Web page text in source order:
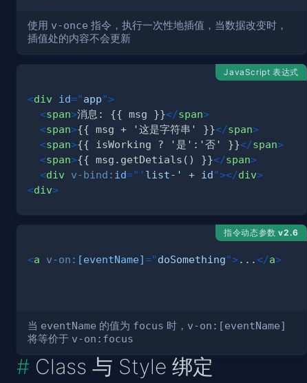
使用 v-once 指令，执行一次性地插值，当数据改变时，
插值处的内容不会更新
JavaScript 表达式
<div id="app">
<span>消息: {{ msg }}</span>
<span>{{ msg + '这是字符串' }}</span>
<span>{{ isWorking ? '是':'否' }}</span>
<span>{{ msg.getDetials() }}</span>
<div v-bind: id=" ' list-' + id"></div>
<div>
指令动态参数v2.6
<a v-on: [eventName]="doSomething">...</a>
当 eventName 的值为 focus 时， v-on:[eventName]
将等价于 v-on:focus
Class 与 Style 绑定